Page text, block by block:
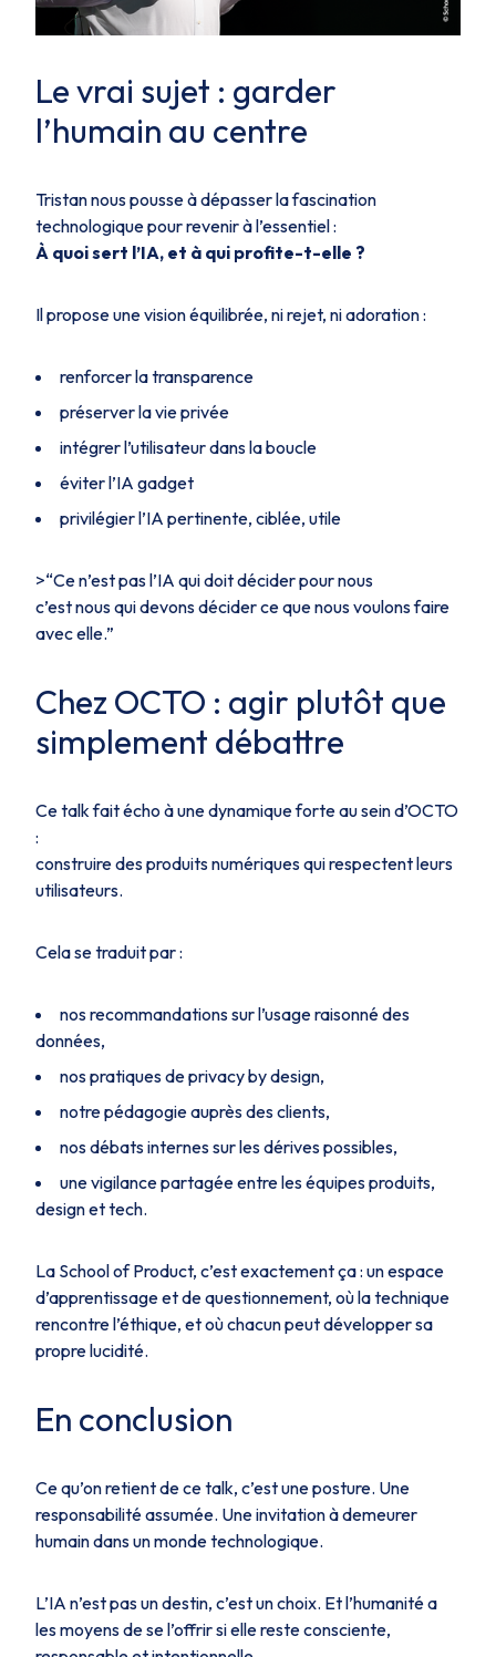
Le vrai sujet : garder
l’humain au centre
Tristan nous pousse à dépasser la fascination
technologique pour revenir à l’essentiel :
À quoi sert l’IA, et à qui profite-t-elle ?
Il propose une vision équilibrée, ni rejet, ni adoration :
renforcer la transparence
préserver la vie privée
intégrer l’utilisateur dans la boucle
éviter l’IA gadget
privilégier l’IA pertinente, ciblée, utile
>“Ce n’est pas l’IA qui doit décider pour nous
c’est nous qui devons décider ce que nous voulons faire
avec elle.”
Chez OCTO : agir plutôt que
simplement débattre
Ce talk fait écho à une dynamique forte au sein d’OCTO
:
construire des produits numériques qui respectent leurs
utilisateurs.
Cela se traduit par :
nos recommandations sur l’usage raisonné des
données,
nos pratiques de privacy by design,
notre pédagogie auprès des clients,
nos débats internes sur les dérives possibles,
une vigilance partagée entre les équipes produits,
design et tech.
La School of Product, c’est exactement ça : un espace
d’apprentissage et de questionnement, où la technique
rencontre l’éthique, et où chacun peut développer sa
propre lucidité.
En conclusion
Ce qu’on retient de ce talk, c’est une posture. Une
responsabilité assumée. Une invitation à demeurer
humain dans un monde technologique.
L’IA n’est pas un destin, c’est un choix. Et l’humanité a
les moyens de se l’offrir si elle reste consciente,